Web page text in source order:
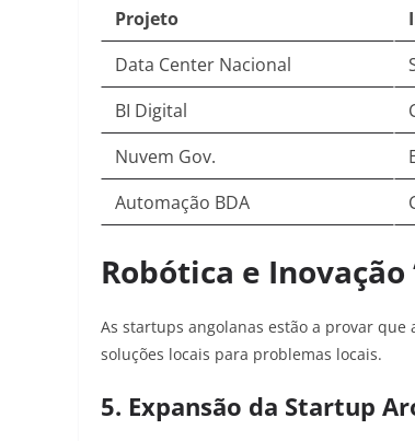
Projeto
Data Center Nacional
BI Digital
Nuvem Gov.
Automação BDA
Robótica e
As startups angolanas estão a provar
soluções locais para problemas locais.
5. Expansão da Startup